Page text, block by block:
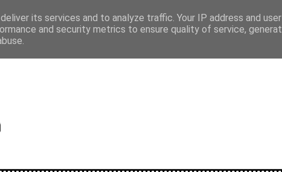
its services and to analyze traffic. Your IP address and
and security metrics to ensure quality of service,